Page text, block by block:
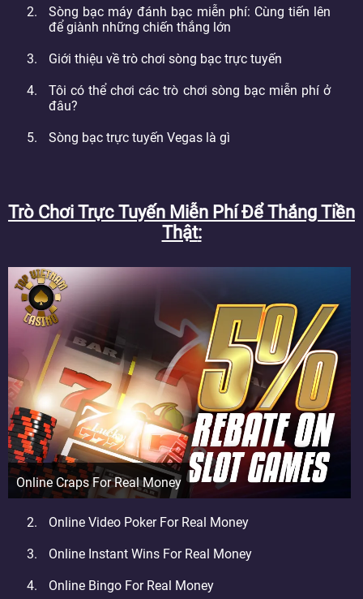
Sòng bạc máy đánh bạc miễn phí: Cùng tiến lên
để giành những chiến thắng lớn
Giới thiệu về trò chơi sòng bạc trực tuyến
Tôi có thể chơi các trò chơi sòng bạc miễn phí ở
đâu?
Sòng bạc trực tuyến Vegas là gì
Trò Chơi Trực Tuyến Miễn Phí Để Thắng Tiền
Thật
Online Craps For Real Money
Online Video Poker For Real Money
Online Instant Wins For Real Money
Online Bingo For Real Money